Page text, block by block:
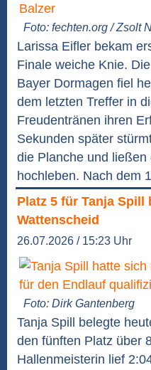
Foto: fechten.org / Zsolt
Larissa Eifler bekam
Finale weiche Knie.
Bayer Dormagen fiel
dem letzten Treffer in
Freudentränen ihren
Sekunden später
die Planche und
hochleben. Nach dem
Platz 5 für Tanja Spill
Wattenscheid
26.07.2026 / 15:23 Uhr
Foto: Dirk Gantenberg
Tanja Spill belegte
den fünften Platz über
Hallenmeisterin lief